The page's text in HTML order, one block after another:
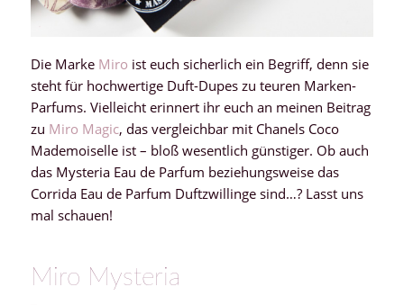
Die Marke Miro ist euch sicherlich ein Begriff, denn sie
steht für hochwertige Duft-Dupes zu teuren Marken-
Parfums. Vielleicht erinnert ihr euch an meinen Beitrag
zu Miro Magic, das vergleichbar mit Chanels Coco
Mademoiselle ist – bloß wesentlich günstiger. Ob auch
das Mysteria Eau de Parfum beziehungsweise das
Corrida Eau de Parfum Duftzwillinge sind…? Lasst uns
mal schauen!
Miro Mysteria